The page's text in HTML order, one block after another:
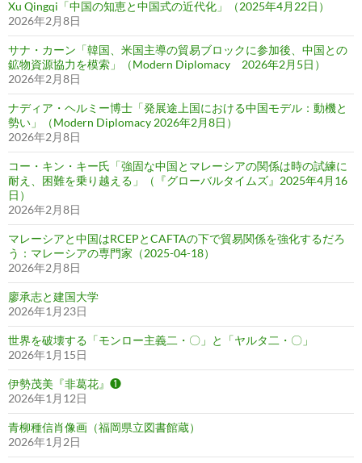
Xu Qingqi「中国の知恵と中国式の近代化」（2025年4月22日）
2026年2月8日
サナ・カーン「韓国、米国主導の貿易ブロックに参加後、中国との
鉱物資源協力を模索」（Modern Diplomacy 2026年2月5日）
2026年2月8日
ナディア・ヘルミー博士「発展途上国における中国モデル：動機と
勢い」（Modern Diplomacy 2026年2月8日）
2026年2月8日
コー・キン・キー氏「強固な中国とマレーシアの関係は時の試練に
耐え、困難を乗り越える」（『グローバルタイムズ』2025年4月16
日）
2026年2月8日
マレーシアと中国はRCEPとCAFTAの下で貿易関係を強化するだろ
う：マレーシアの専門家（2025-04-18）
2026年2月8日
廖承志と建国大学
2026年1月23日
世界を破壊する「モンロー主義二・〇」と「ヤルタ二・〇」
2026年1月15日
伊勢茂美『非葛花』❶
2026年1月12日
青柳種信肖像画（福岡県立図書館蔵）
2026年1月2日